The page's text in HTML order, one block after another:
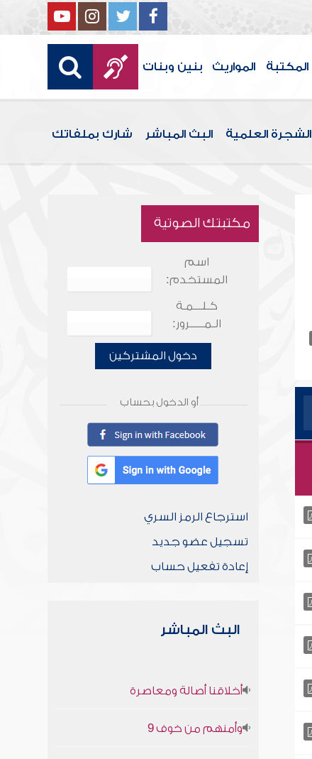
المكتبة المواريث بنين وبنات
الشجرة العلمية البث المباشر شارك بملفاتك
مكتبتك الصوتية
اسم
المستخدم:
كـلـــمـة
الـمـــــرور:
دخول المشتركين
أو الدخول بحساب
استرجاع الرمز السري
تسجيل عضو جديد
إعادة تفعيل حساب
البث المباشر
أخلاقنا أصالة ومعاصرة
وأمنهم من خوف 9